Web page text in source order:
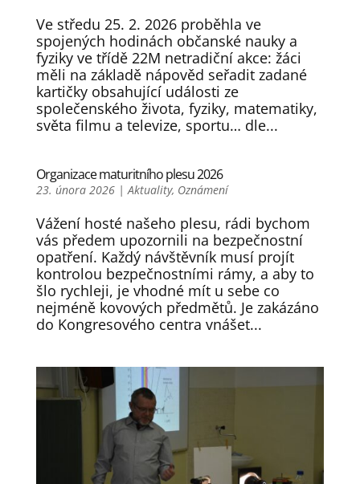
Ve středu 25. 2. 2026 proběhla ve
spojených hodinách občanské nauky a
fyziky ve třídě 22M netradiční akce: žáci
měli na základě nápověd seřadit zadané
kartičky obsahující události ze
společenského života, fyziky, matematiky,
světa filmu a televize, sportu… dle...
Organizace maturitního plesu 2026
23. února 2026|Aktuality, Oznámení
Vážení hosté našeho plesu, rádi bychom
vás předem upozornili na bezpečnostní
opatření. Každý návštěvník musí projít
kontrolou bezpečnostními rámy, a aby to
šlo rychleji, je vhodné mít u sebe co
nejméně kovových předmětů. Je zakázáno
do Kongresového centra vnášet...